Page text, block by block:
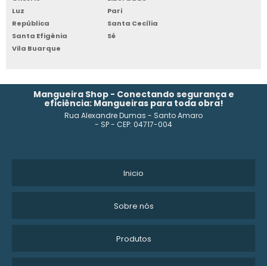
TUBO FLEXÍVEL PELBD SP
EMPRESA DE TUBO FLEXÍVEL PARA CONSTRUÇÃO SP
EMPRESA DE TUBO FLEXÍVEL PEBD
TUBO FLEXÍVEL 100MM
Luz
Pari
República
Santa Cecília
Santa Efigênia
Sé
Vila Buarque
Mangueira Shop - Conectando segurança e
eficiência: Mangueiras para toda obra!
Rua Alexandre Dumas - Santo Amaro
- SP - CEP: 04717-004
Inicio
Sobre nós
Produtos